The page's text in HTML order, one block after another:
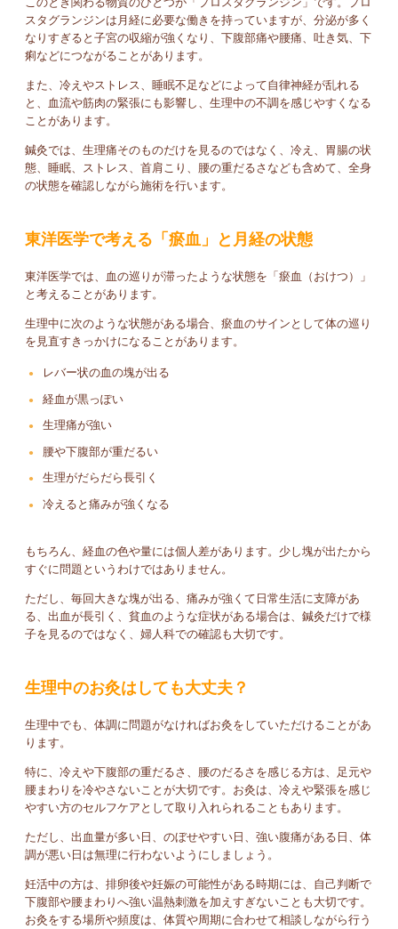
スタグランジンは月経に必要な働きを持っていますが、分泌が多く
なりすぎると子宮の収縮が強くなり、下腹部痛や腰痛、吐き気、下
痢などにつながることがあります。
また、冷えやストレス、睡眠不足などによって自律神経が乱れる
と、血流や筋肉の緊張にも影響し、生理中の不調を感じやすくなる
ことがあります。
鍼灸では、生理痛そのものだけを見るのではなく、冷え、胃腸の状
態、睡眠、ストレス、首肩こり、腰の重だるさなども含めて、全身
の状態を確認しながら施術を行います。
東洋医学で考える「瘀血」と月経の状態
東洋医学では、血の巡りが滞ったような状態を「瘀血（おけつ）」
と考えることがあります。
生理中に次のような状態がある場合、瘀血のサインとして体の巡り
を見直すきっかけになることがあります。
レバー状の血の塊が出る
経血が黒っぽい
生理痛が強い
腰や下腹部が重だるい
生理がだらだら長引く
冷えると痛みが強くなる
もちろん、経血の色や量には個人差があります。少し塊が出たから
すぐに問題というわけではありません。
ただし、毎回大きな塊が出る、痛みが強くて日常生活に支障があ
る、出血が長引く、貧血のような症状がある場合は、鍼灸だけで様
子を見るのではなく、婦人科での確認も大切です。
生理中のお灸はしても大丈夫？
生理中でも、体調に問題がなければお灸をしていただけることがあ
ります。
特に、冷えや下腹部の重だるさ、腰のだるさを感じる方は、足元や
腰まわりを冷やさないことが大切です。お灸は、冷えや緊張を感じ
やすい方のセルフケアとして取り入れられることもあります。
ただし、出血量が多い日、のぼせやすい日、強い腹痛がある日、体
調が悪い日は無理に行わないようにしましょう。
妊活中の方は、排卵後や妊娠の可能性がある時期には、自己判断で
下腹部や腰まわりへ強い温熱刺激を加えすぎないことも大切です。
お灸をする場所や頻度は、体質や周期に合わせて相談しながら行う